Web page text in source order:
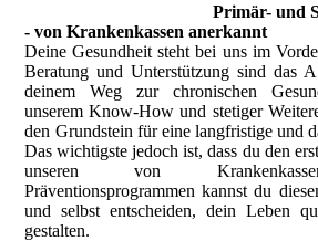
Primär- und
- von Krankenkassen anerkannt
Deine Gesundheit steht bei uns im
Beratung und Unterstützung sind das
deinem Weg zur chronischen
unserem Know-How und stetiger
den Grundstein für eine langfristige und
Das wichtigste jedoch ist, dass du den
unseren von
Präventionsprogrammen kannst du
und selbst entscheiden, dein Leben
gestalten.